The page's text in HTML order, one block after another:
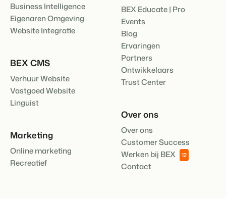
Business Intelligence
Eigenaren Omgeving
Website Integratie
BEX CMS
Verhuur Website
Vastgoed Website
Linguist
Marketing
Online marketing
Recreatief
BEX Educate | Pro
Events
Blog
Ervaringen
Partners
Ontwikkelaars
Trust Center
Over ons
Over ons
Customer Success
Werken bij BEX
12
Contact